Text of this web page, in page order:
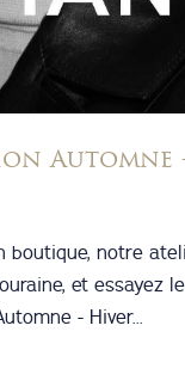
Automne
boutique, notre
et essayez
- Hiver...